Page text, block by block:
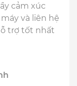
cảm xúc
và liên hệ
trợ tốt nhất